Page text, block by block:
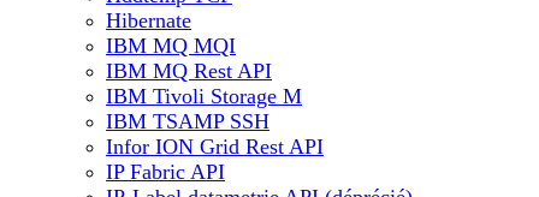
Hibernate
IBM MQ MQI
IBM MQ Rest API
IBM Tivoli Storage M
IBM TSAMP SSH
Infor ION Grid Rest API
IP Fabric API